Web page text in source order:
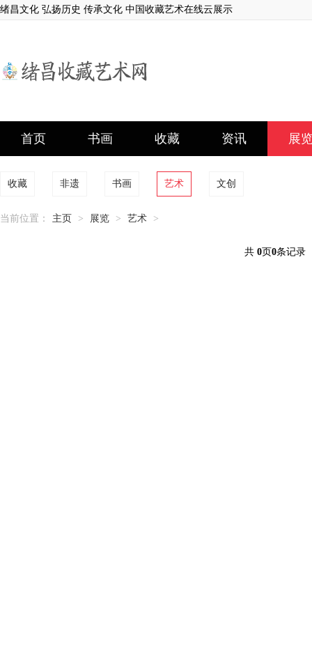
绪昌文化 弘扬历史 传承文化 中国收藏艺术在线云展示
首页 书画 收藏 资讯 展
收藏 非遗 书画 艺术 文创
当前位置： 主页 > 展览 > 艺术 >
共 0页0条记录